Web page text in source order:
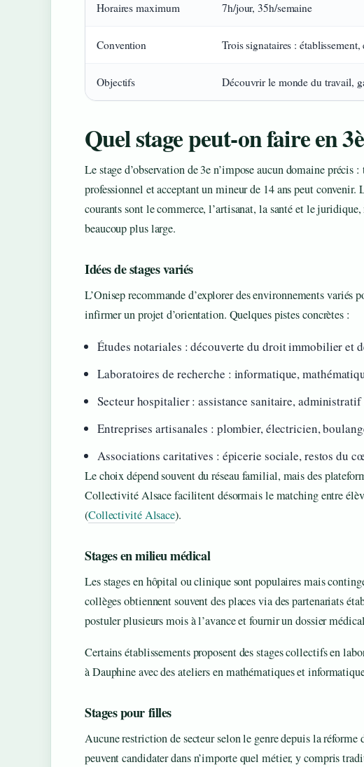
Horaires maximum 7h/jour, 35h/semaine
Convention Trois signataires :
Objectifs Découvrir le monde du travail,
Quel stage peut-on faire en
Le stage d’observation de 3e n’impose aucun domaine
professionnel et acceptant un mineur de 14 ans peut convenir.
courants sont le commerce, l’artisanat, la santé et le
beaucoup plus large.
Idées de stages variés
L’Onisep recommande d’explorer des environnements variés
infirmer un projet d’orientation. Quelques pistes concrètes :
Études notariales : découverte du droit immobilier et
Laboratoires de recherche : informatique,
Secteur hospitalier : assistance sanitaire,
Entreprises artisanales : plombier, électricien,
Associations caritatives : épicerie sociale, restos du
Le choix dépend souvent du réseau familial, mais des
Collectivité Alsace facilitent désormais le matching entre
(Collectivité Alsace).
Stages en milieu médical
Les stages en hôpital ou clinique sont populaires mais
collèges obtiennent souvent des places via des partenariats
postuler plusieurs mois à l’avance et fournir un dossier
Certains établissements proposent des stages collectifs en
à Dauphine avec des ateliers en mathématiques et
Stages pour filles
Aucune restriction de secteur selon le genre depuis la réforme
peuvent candidater dans n’importe quel métier, y compris